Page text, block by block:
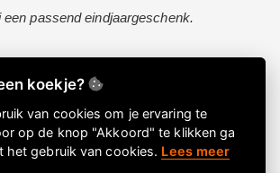
passend eindjaargeschenk.
koekje?
van cookies om je ervaring te
op de knop "Akkoord" te klikken ga
het gebruik van cookies. Lees meer